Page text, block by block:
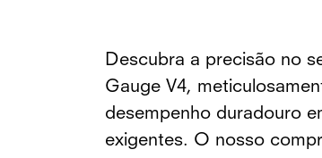
Descubra a precisão no
Gauge V4,
desempenho duradouro
exigentes. O nosso